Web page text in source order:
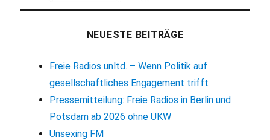
NEUESTE BEITRÄGE
Freie Radios unltd. – Wenn Politik auf
gesellschaftliches Engagement trifft
Pressemitteilung: Freie Radios in Berlin und
Potsdam ab 2026 ohne UKW
Unsexing FM